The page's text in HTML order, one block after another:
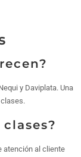
y Daviplata. Una
atención al cliente